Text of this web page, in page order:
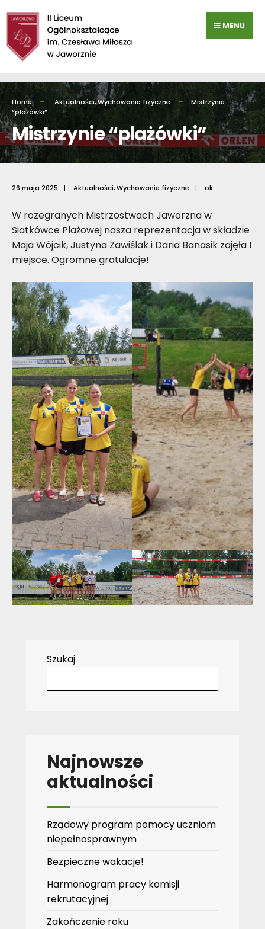
Przejdź
do
zawartości
MENU
Home Aktualności,Wychowanie fizyczne
Mistrzynie
“plażówki”
Mistrzynie “plażówki”
26 maja 2025 | Aktualności,Wychowanie fizyczne | ok
W rozegranych Mistrzostwach Jaworzna w
Siatkówce Plażowej nasza reprezentacja w składzie
Maja Wójcik, Justyna Zawiślak i Daria Banasik zajęła I
miejsce. Ogromne gratulacje!
Szukaj
Najnowsze
aktualności
Rządowy program pomocy uczniom
niepełnosprawnym
Bezpieczne wakacje!
Harmonogram pracy komisji
rekrutacyjnej
Zakończenie roku